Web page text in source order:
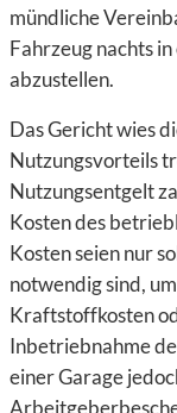
mündliche
Fahrzeug nachts
abzustellen.
Das Gericht wies
Nutzungsvorteils
Nutzungsentgelt
Kosten des
Kosten seien nur
notwendig sind,
Kraftstoffkosten
Inbetriebnahme
einer Garage